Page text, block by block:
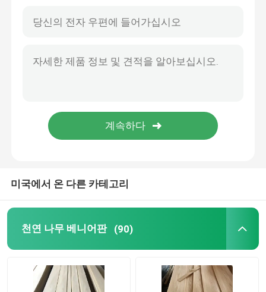
목제 모서리접합
하드우드 베니어판 합판
미국에서 온 다른 카테고리
천연 나무 베니어판 (90)